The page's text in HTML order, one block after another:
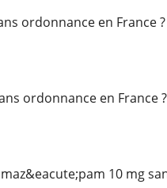
ordonnance en France ?
ordonnance en France ?
10 mg